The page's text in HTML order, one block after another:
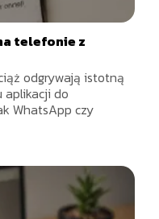
telefonie z
odgrywają istotną
aplikacji do
WhatsApp czy